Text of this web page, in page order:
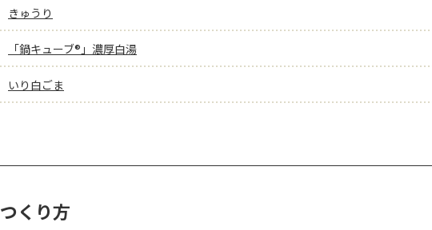
きゅうり
「鍋キューブ®」濃厚白湯
いり白ごま
つくり方